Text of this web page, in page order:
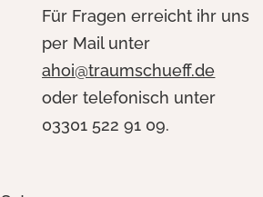
Für Fragen erreicht ihr uns
per Mail unter
ahoi@traumschueff.de
oder telefonisch unter
03301 522 91 09.